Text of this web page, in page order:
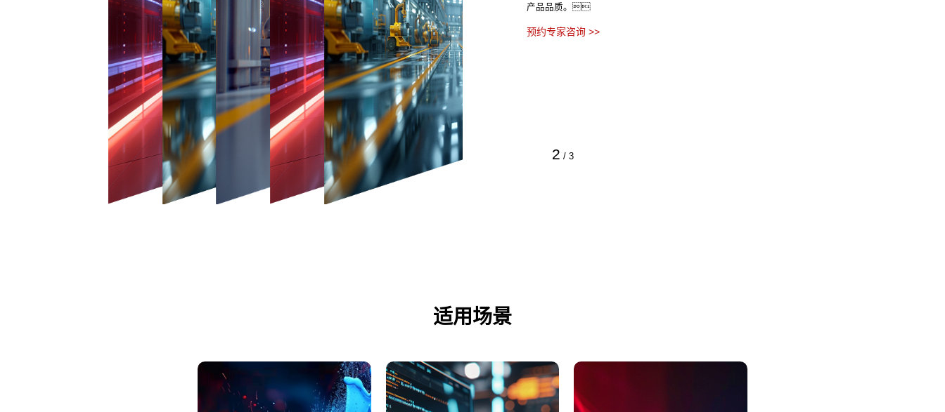
2 / 3
产品品质。
预约专家咨询 >>
适用场景